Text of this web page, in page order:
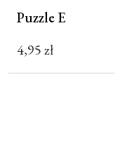
Puzzle E
4,95zł